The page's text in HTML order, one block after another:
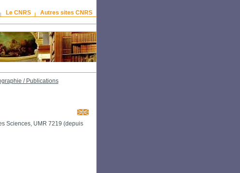
Le CNRS Autres sites CNRS
/ Publications
Sciences, UMR 7219 (depuis